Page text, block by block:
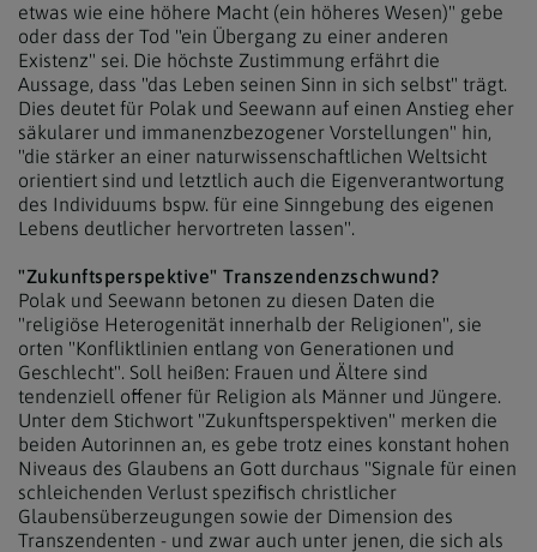
etwas wie eine höhere Macht (ein höheres Wesen)" gebe
oder dass der Tod "ein Übergang zu einer anderen
Existenz" sei. Die höchste Zustimmung erfährt die
Aussage, dass "das Leben seinen Sinn in sich selbst" trägt.
Dies deutet für Polak und Seewann auf einen Anstieg eher
säkularer und immanenzbezogener Vorstellungen" hin,
"die stärker an einer naturwissenschaftlichen Weltsicht
orientiert sind und letztlich auch die Eigenverantwortung
des Individuums bspw. für eine Sinngebung des eigenen
Lebens deutlicher hervortreten lassen".
"Zukunftsperspektive" Transzendenzschwund?
Polak und Seewann betonen zu diesen Daten die
"religiöse Heterogenität innerhalb der Religionen", sie
orten "Konfliktlinien entlang von Generationen und
Geschlecht". Soll heißen: Frauen und Ältere sind
tendenziell offener für Religion als Männer und Jüngere.
Unter dem Stichwort "Zukunftsperspektiven" merken die
beiden Autorinnen an, es gebe trotz eines konstant hohen
Niveaus des Glaubens an Gott durchaus "Signale für einen
schleichenden Verlust spezifisch christlicher
Glaubensüberzeugungen sowie der Dimension des
Transzendenten - und zwar auch unter jenen, die sich als